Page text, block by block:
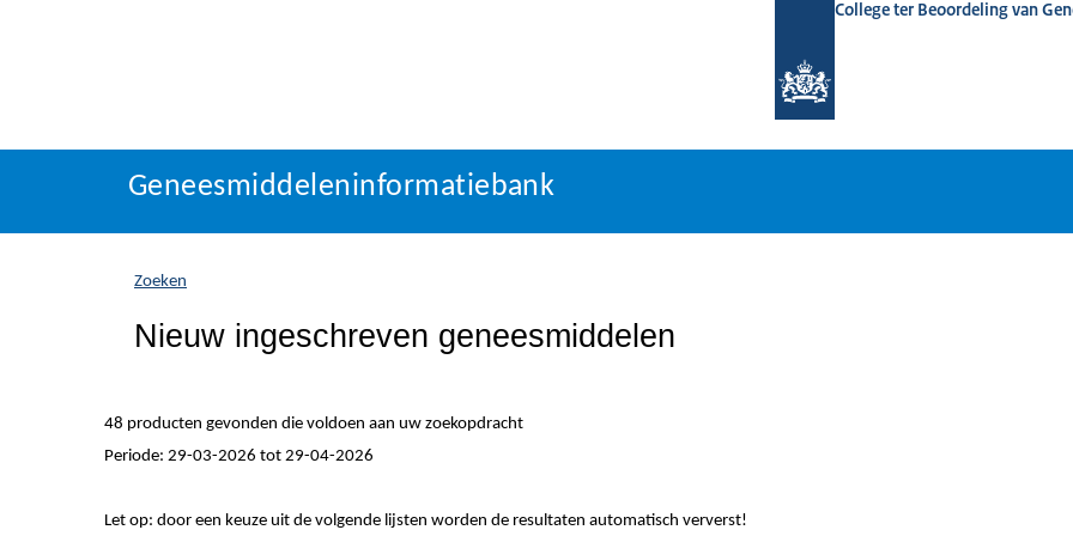
College ter Beoordeling van
Geneesmiddeleninformatiebank
U
zich
hier:
Geneesmiddeleninformatiebank
Zoeken
Nieuw ingeschreven geneesmiddelen
48 producten gevonden die voldoen aan uw zoekopdracht
Periode: 29-03-2026 tot 29-04-2026
Let op: door een keuze uit de volgende lijsten worden de resultaten automatisch ververst!